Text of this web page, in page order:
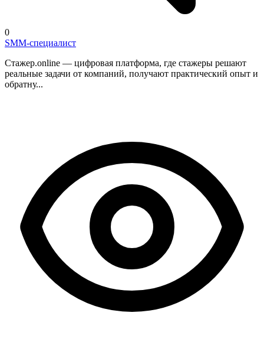
0
SMM-специалист
Стажер.online — цифровая платформа, где стажеры решают
реальные задачи от компаний, получают практический опыт и
обратну...